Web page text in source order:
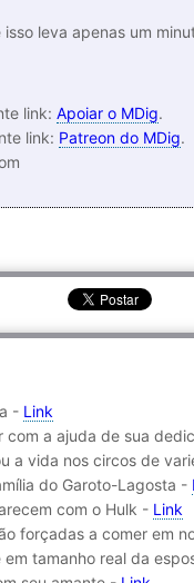
leva apenas um
link: Apoiar o MDig.
link: Patreon do MDig.
- Link
a ajuda de sua
a vida nos circos de
do Garoto-Lagosta -
com o Hulk - Link
forçadas a comer em
tamanho real da